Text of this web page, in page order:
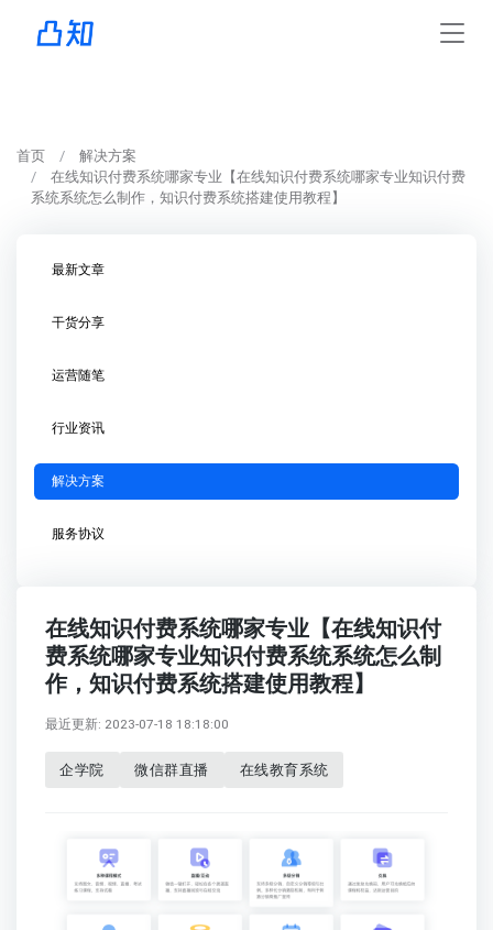
首页
解决方案
在线知识付费系统哪家专业【在线知识付费系统哪家专业知识付费
系统系统怎么制作，知识付费系统搭建使用教程】
最新文章
干货分享
运营随笔
行业资讯
解决方案
服务协议
在线知识付费系统哪家专业【在线知识付
费系统哪家专业知识付费系统系统怎么制
作，知识付费系统搭建使用教程】
最近更新: 2023-07-18 18:18:00
企学院 微信群直播 在线教育系统